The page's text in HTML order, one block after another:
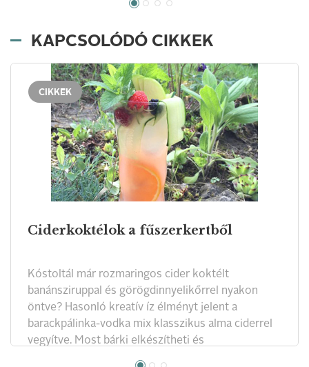
KAPCSOLÓDÓ CIKKEK
CIKKEK
Ciderkoktélok a fűszerkertből
Kóstoltál már rozmaringos cider koktélt
banánsziruppal és görögdinnyelikőrrel nyakon
öntve? Hasonló kreatív íz élményt jelent a
barackpálinka-vodka mix klasszikus alma ciderrel
vegyítve. Most bárki elkészítheti és